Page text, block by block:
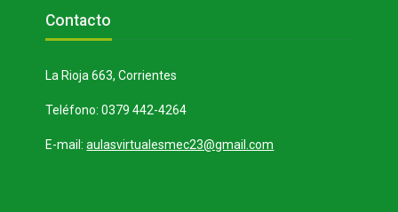
Bloques
Contacto
La Rioja 663, Corrientes
Teléfono: 0379 442-4264
E-mail:aulasvirtualesmec23@gmail.com